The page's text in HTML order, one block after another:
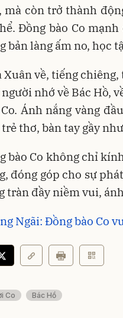
mà còn trở thành
Đồng bào Co
bản làng ấm no, học
Xuân về, tiếng
nhớ về Bác Hồ,
Ánh nắng vàng
thơ, bàn tay gầy
bào Co không chỉ
đóng góp cho sự
tràn đầy niềm vui,
Ngãi: Đồng bào Co
Co Bác Hồ